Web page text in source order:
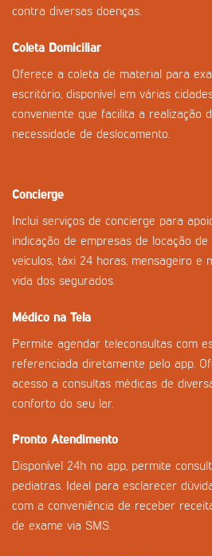
contra diversas doenças.
Coleta Domiciliar
Oferece a coleta de material para
escritório, disponível em várias
conveniente que facilita a realização
necessidade de deslocamento.
Concierge
Inclui serviços de concierge para
indicação de empresas de locação
veículos, táxi 24 horas, mensageiro e
vida dos segurados.
Médico na Tela
Permite agendar teleconsultas com
referenciada diretamente pelo app.
acesso a consultas médicas de
conforto do seu lar.
Pronto Atendimento
Disponível 24h no app, permite
pediatras. Ideal para esclarecer
com a conveniência de receber
de exame via SMS.